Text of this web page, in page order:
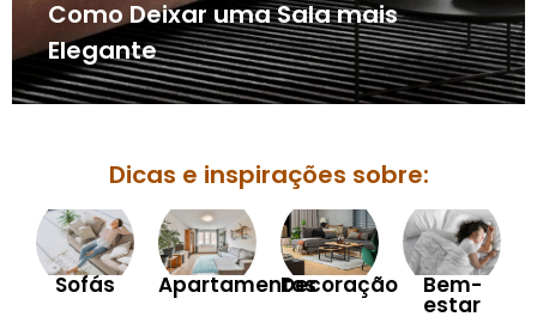
Como Deixar uma Sala mais
Elegante
Dicas e inspirações sobre:
Sofás ApartamentosDecoração Bem-
estar